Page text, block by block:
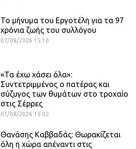
Το μήνυμα του Εργοτέλη για τα 97
χρόνια ζωής του συλλόγου
07/08/2026 15:10
«Τα έχω χάσει όλα»:
Συντετριμμένος ο πατέρας και
σύζυγος των θυμάτων στο τροχαίο
στις Σέρρες
07/08/2026 15:02
Θανάσης Καββαδάς: Θωρακίζεται
όλη η χώρα απέναντι στις